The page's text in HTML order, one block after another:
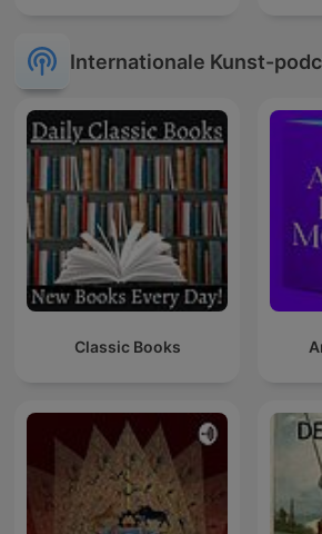
Internationale Kunst-
Classic Books